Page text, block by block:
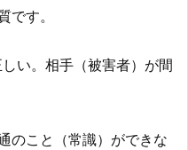
です。
い。相手（被害者）が間
のこと（常識）ができな